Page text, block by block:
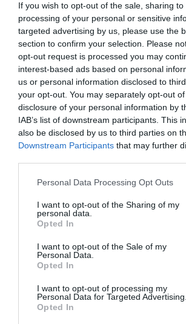
If you wish to opt-out of the sale, sharing
processing of your personal or sensitive
targeted advertising by us, please use the
section to confirm your selection. Please
opt-out request is processed you may
interest-based ads based on personal
us or personal information disclosed to
your opt-out. You may separately opt-out
disclosure of your personal information by
IAB’s list of downstream participants. This
also be disclosed by us to third parties on
Downstream Participants that may further
Personal Data Processing Opt Outs
I want to opt-out of the Sharing of my
personal data.
Opted In
I want to opt-out of the Sale of my
Personal Data.
Opted In
I want to opt-out of processing my
Personal Data for Targeted Advertising.
Opted In
αποτέλεσμα. Μεταξύ άλλων,
ενδεδειγμένη μέθοδος
αυτιών είναι η πλαστική
ωτοπλαστικής. Το laser - λέιζερ δεν
χειρουργική επέμβαση. Τα δε
σωστή εγχείρηση είναι μόνιμα.Η
στο STAR CHANNEL.
ΔΕΙΤΕ ΠΕΡΙΣΣΟΤΕΡΑ VIDEO EΔΩ